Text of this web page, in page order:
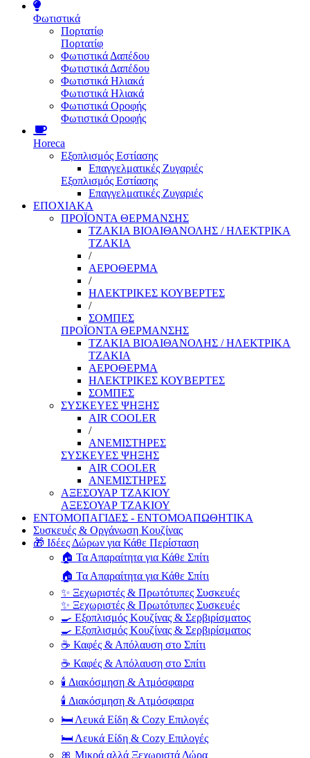
Φωτιστικά
Πορτατίφ
Πορτατίφ
Φωτιστικά Δαπέδου
Φωτιστικά Δαπέδου
Φωτιστικά Ηλιακά
Φωτιστικά Ηλιακά
Φωτιστικά Οροφής
Φωτιστικά Οροφής
Horeca
Εξοπλισμός Εστίασης
Επαγγελματικές Ζυγαριές
Εξοπλισμός Εστίασης
Επαγγελματικές Ζυγαριές
ΕΠΟΧΙΑΚΑ
ΠΡΟΪΟΝΤΑ ΘΕΡΜΑΝΣΗΣ
ΤΖΑΚΙΑ ΒΙΟΑΙΘΑΝΟΛΗΣ / ΗΛΕΚΤΡΙΚΑ
ΤΖΑΚΙΑ
/
ΑΕΡΟΘΕΡΜΑ
/
ΗΛΕΚΤΡΙΚΕΣ ΚΟΥΒΕΡΤΕΣ
/
ΣΟΜΠΕΣ
ΠΡΟΪΟΝΤΑ ΘΕΡΜΑΝΣΗΣ
ΤΖΑΚΙΑ ΒΙΟΑΙΘΑΝΟΛΗΣ / ΗΛΕΚΤΡΙΚΑ
ΤΖΑΚΙΑ
ΑΕΡΟΘΕΡΜΑ
ΗΛΕΚΤΡΙΚΕΣ ΚΟΥΒΕΡΤΕΣ
ΣΟΜΠΕΣ
ΣΥΣΚΕΥΕΣ ΨΗΞΗΣ
AIR COOLER
/
ΑΝΕΜΙΣΤΗΡΕΣ
ΣΥΣΚΕΥΕΣ ΨΗΞΗΣ
AIR COOLER
ΑΝΕΜΙΣΤΗΡΕΣ
ΑΞΕΣΟΥΑΡ ΤΖΑΚΙΟΥ
ΑΞΕΣΟΥΑΡ ΤΖΑΚΙΟΥ
ΕΝΤΟΜΟΠΑΓΙΔΕΣ - ΕΝΤΟΜΟΑΠΩΘΗΤΙΚΑ
Συσκευές & Οργάνωση Κουζίνας
🎁 Ιδέες Δώρων για Κάθε Περίσταση
🏠 Τα Απαραίτητα για Κάθε Σπίτι
🏠 Τα Απαραίτητα για Κάθε Σπίτι
✨ Ξεχωριστές & Πρωτότυπες Συσκευές
✨ Ξεχωριστές & Πρωτότυπες Συσκευές
🍳 Εξοπλισμός Κουζίνας & Σερβιρίσματος
🍳 Εξοπλισμός Κουζίνας & Σερβιρίσματος
☕ Καφές & Απόλαυση στο Σπίτι
☕ Καφές & Απόλαυση στο Σπίτι
🕯️ Διακόσμηση & Ατμόσφαιρα
🕯️ Διακόσμηση & Ατμόσφαιρα
🛏️ Λευκά Είδη & Cozy Επιλογές
🛏️ Λευκά Είδη & Cozy Επιλογές
🎀 Μικρά αλλά Ξεχωριστά Δώρα